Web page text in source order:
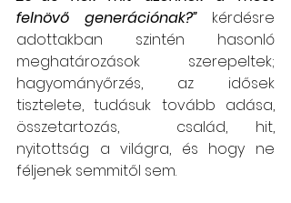
felnövő generációnak?”
kérdésre
adottakban szintén hasonló
meghatározások szerepeltek;
hagyományőrzés, az idősek
tisztelete, tudásuk tovább adása,
összetartozás,  család, hit,
nyitottság a világra, és hogy ne
féljenek semmitől sem.